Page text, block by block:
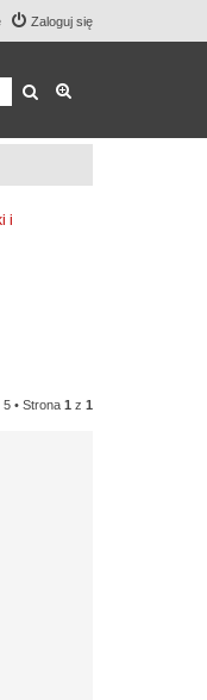
Zaloguj się
Szukaj
i
5 • Strona 1 z 1